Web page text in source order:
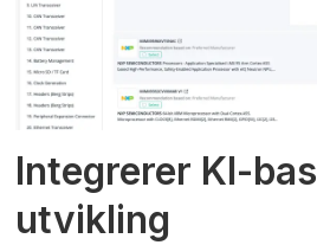
Integrerer KI-
utvikling